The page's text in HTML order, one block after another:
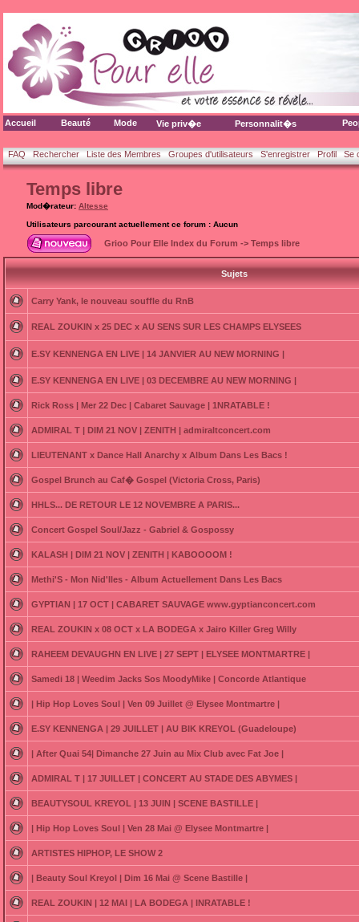
Accueil Beauté Mode Vie priv�e Personnalit�s
FAQ Rechercher Liste des Membres Groupes d'utilisateurs S'enregistrer Profil Se
Temps libre
Mod�rateur: Altesse
Utilisateurs parcourant actuellement ce forum : Aucun
Grioo Pour Elle Index du Forum -> Temps libre
Sujets
Carry Yank, le nouveau souffle du RnB
REAL ZOUKIN x 25 DEC x AU SENS SUR LES CHAMPS ELYSEES
E.SY KENNENGA EN LIVE | 14 JANVIER AU NEW MORNING |
E.SY KENNENGA EN LIVE | 03 DECEMBRE AU NEW MORNING |
Rick Ross | Mer 22 Dec | Cabaret Sauvage | 1NRATABLE !
ADMIRAL T | DIM 21 NOV | ZENITH | admiraltconcert.com
LIEUTENANT x Dance Hall Anarchy x Album Dans Les Bacs !
Gospel Brunch au Caf� Gospel (Victoria Cross, Paris)
HHLS... DE RETOUR LE 12 NOVEMBRE A PARIS...
Concert Gospel Soul/Jazz - Gabriel & Gospossy
KALASH | DIM 21 NOV | ZENITH | KABOOOOM !
Methi'S - Mon Nid'Iles - Album Actuellement Dans Les Bacs
GYPTIAN | 17 OCT | CABARET SAUVAGE www.gyptianconcert.com
REAL ZOUKIN x 08 OCT x LA BODEGA x Jairo Killer Greg Willy
RAHEEM DEVAUGHN EN LIVE | 27 SEPT | ELYSEE MONTMARTRE |
Samedi 18 | Weedim Jacks Sos MoodyMike | Concorde Atlantique
| Hip Hop Loves Soul | Ven 09 Juillet @ Elysee Montmartre |
E.SY KENNENGA | 29 JUILLET | AU BIK KREYOL (Guadeloupe)
| After Quai 54| Dimanche 27 Juin au Mix Club avec Fat Joe |
ADMIRAL T | 17 JUILLET | CONCERT AU STADE DES ABYMES |
BEAUTYSOUL KREYOL | 13 JUIN | SCENE BASTILLE |
| Hip Hop Loves Soul | Ven 28 Mai @ Elysee Montmartre |
ARTISTES HIPHOP, LE SHOW 2
| Beauty Soul Kreyol | Dim 16 Mai @ Scene Bastille |
REAL ZOUKIN | 12 MAI | LA BODEGA | INRATABLE !